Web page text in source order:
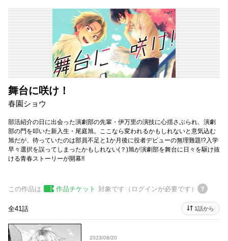
舞台に咲け！
春園ショウ
部活紹介の日に出会った演劇部の先輩・伊万里の演技に心揺さぶられ、演劇
部の門を叩いた新入生・尾庭旭。ここなら変われるかもしれないと意気込む
旭だが、待っていたのは部員不足と1か月後に役者デビューの無理難題!?入学
早々選択を誤ってしまったかもしれない(？)旭が演劇部を舞台に日々を駆け抜
ける青春ストーリーが開幕!!
この作品は 作品チケット 対象です（ログインが必要です）
全41話 1話から
2023/08/20